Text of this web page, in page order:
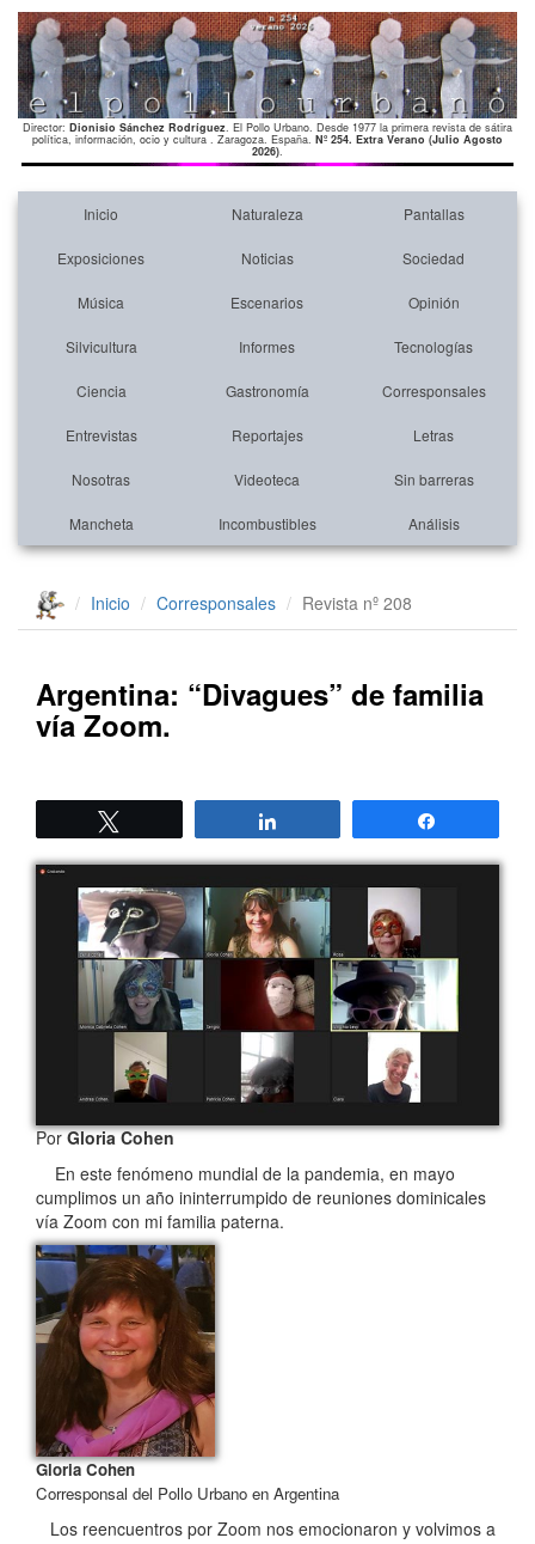
Director: Dionisio Sánchez Rodríguez. El Pollo Urbano. Desde 1977 la primera revista de sátira
política, información, ocio y cultura . Zaragoza. España. Nº 254. Extra Verano (Julio Agosto
2026).
Inicio Naturaleza Pantallas
Exposiciones Noticias Sociedad
Música Escenarios Opinión
Silvicultura Informes Tecnologías
Ciencia Gastronomía Corresponsales
Entrevistas Reportajes Letras
Nosotras Videoteca Sin barreras
Mancheta Incombustibles Análisis
Inicio Corresponsales Revista nº 208
Argentina: “Divagues” de familia
vía Zoom.
PorGloria Cohen
En este fenómeno mundial de la pandemia, en mayo
cumplimos un año ininterrumpido de reuniones dominicales
vía Zoom con mi familia paterna.
Gloria Cohen
Corresponsal del Pollo Urbano en Argentina
Los reencuentros por Zoom nos emocionaron y volvimos a